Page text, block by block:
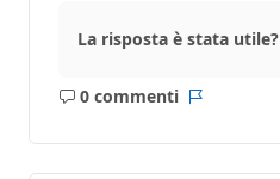
La risposta è stata utile?
0 commenti
Nessun
Report